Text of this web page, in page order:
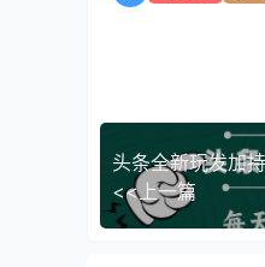
<<上一篇